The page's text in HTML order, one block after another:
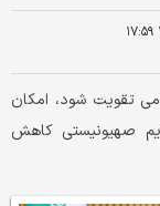
تقویت شود، امکان
صهیونیستی کاهش